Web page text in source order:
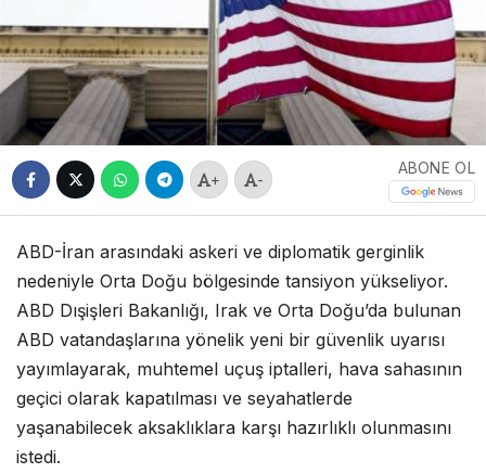
+ -
ABONE OL
ABD-İran arasındaki askeri ve diplomatik gerginlik
nedeniyle Orta Doğu bölgesinde tansiyon yükseliyor.
ABD Dışişleri Bakanlığı, Irak ve Orta Doğu’da bulunan
ABD vatandaşlarına yönelik yeni bir güvenlik uyarısı
yayımlayarak, muhtemel uçuş iptalleri, hava sahasının
geçici olarak kapatılması ve seyahatlerde
yaşanabilecek aksaklıklara karşı hazırlıklı olunmasını
istedi.